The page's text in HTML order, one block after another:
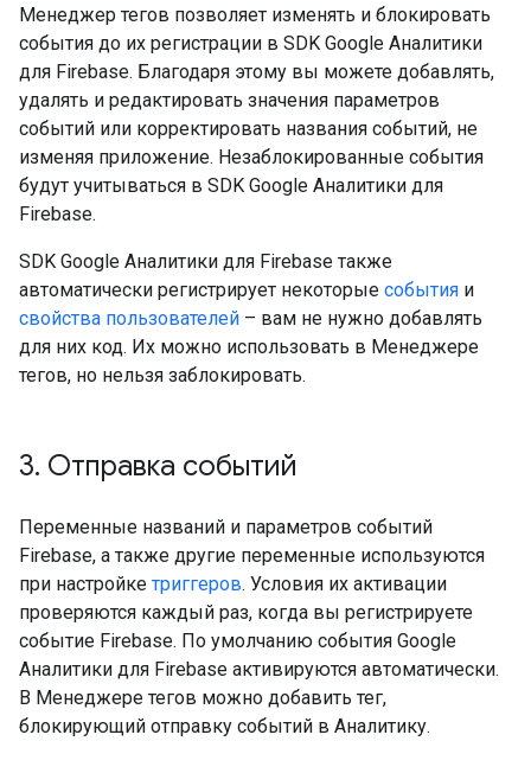
Менеджер тегов позволяет изменять и блокировать
события до их регистрации в SDK Google Аналитики
для Firebase. Благодаря этому вы можете добавлять,
удалять и редактировать значения параметров
событий или корректировать названия событий, не
изменяя приложение. Незаблокированные события
будут учитываться в SDK Google Аналитики для
Firebase.
SDK Google Аналитики для Firebase также
автоматически регистрирует некоторые события и
свойства пользователей – вам не нужно добавлять
для них код. Их можно использовать в Менеджере
тегов, но нельзя заблокировать.
3. Отправка событий
Переменные названий и параметров событий
Firebase, а также другие переменные используются
при настройке триггеров. Условия их активации
проверяются каждый раз, когда вы регистрируете
событие Firebase. По умолчанию события Google
Аналитики для Firebase активируются автоматически.
В Менеджере тегов можно добавить тег,
блокирующий отправку событий в Аналитику.